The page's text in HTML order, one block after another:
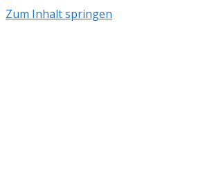
Zum Inhalt springen